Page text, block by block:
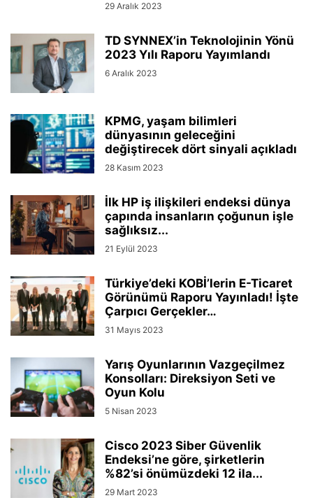
29 Aralık 2023
TD SYNNEX’in Teknolojinin Yönü
2023 Yılı Raporu Yayımlandı
6 Aralık 2023
KPMG, yaşam bilimleri
dünyasının geleceğini
değiştirecek dört sinyali açıkladı
28 Kasım 2023
İlk HP iş ilişkileri endeksi dünya
çapında insanların çoğunun işle
sağlıksız...
21 Eylül 2023
Türkiye’deki KOBİ’lerin E-Ticaret
Görünümü Raporu Yayınladı! İşte
Çarpıcı Gerçekler…
31 Mayıs 2023
Yarış Oyunlarının Vazgeçilmez
Konsolları: Direksiyon Seti ve
Oyun Kolu
5 Nisan 2023
Cisco 2023 Siber Güvenlik
Endeksi’ne göre, şirketlerin
%82’si önümüzdeki 12 ila...
29 Mart 2023